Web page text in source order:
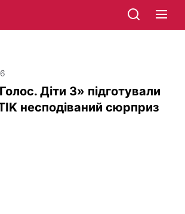
Діти 3» підготували
несподіваний сюрприз